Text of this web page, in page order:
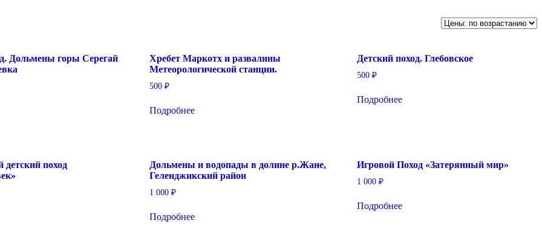
Дольмены горы Серегай
Хребет Маркотх и развалины
Метеорологической станции.
500 ₽
Подробнее
Детский поход. Глебовское
500 ₽
Подробнее
детский поход
Дольмены и водопады в долине р.Жане,
Геленджикский район
1 000 ₽
Подробнее
Игровой Поход «Затерянный мир»
1 000 ₽
Подробнее